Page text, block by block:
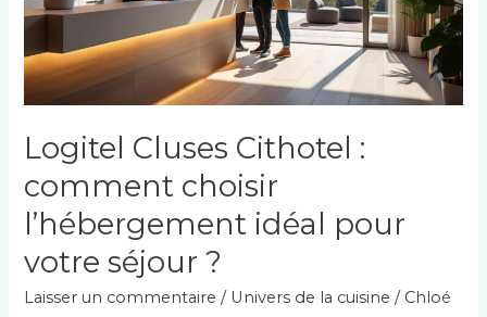
Logitel Cluses Cithotel :
comment choisir
l’hébergement idéal pour
votre séjour ?
Laisser un commentaire / Univers de la cuisine / Chloé